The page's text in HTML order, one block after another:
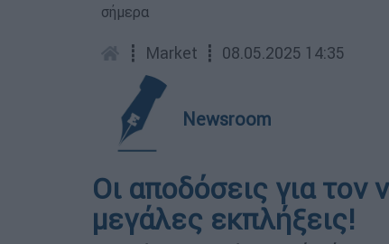
σήμερα
┋ Market ┋ 08.05.2025 14:35
Newsroom
Οι αποδόσεις για τον
μεγάλες εκπλήξεις!